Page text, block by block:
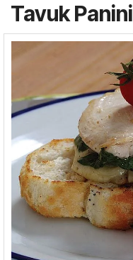
Tavuk Panini